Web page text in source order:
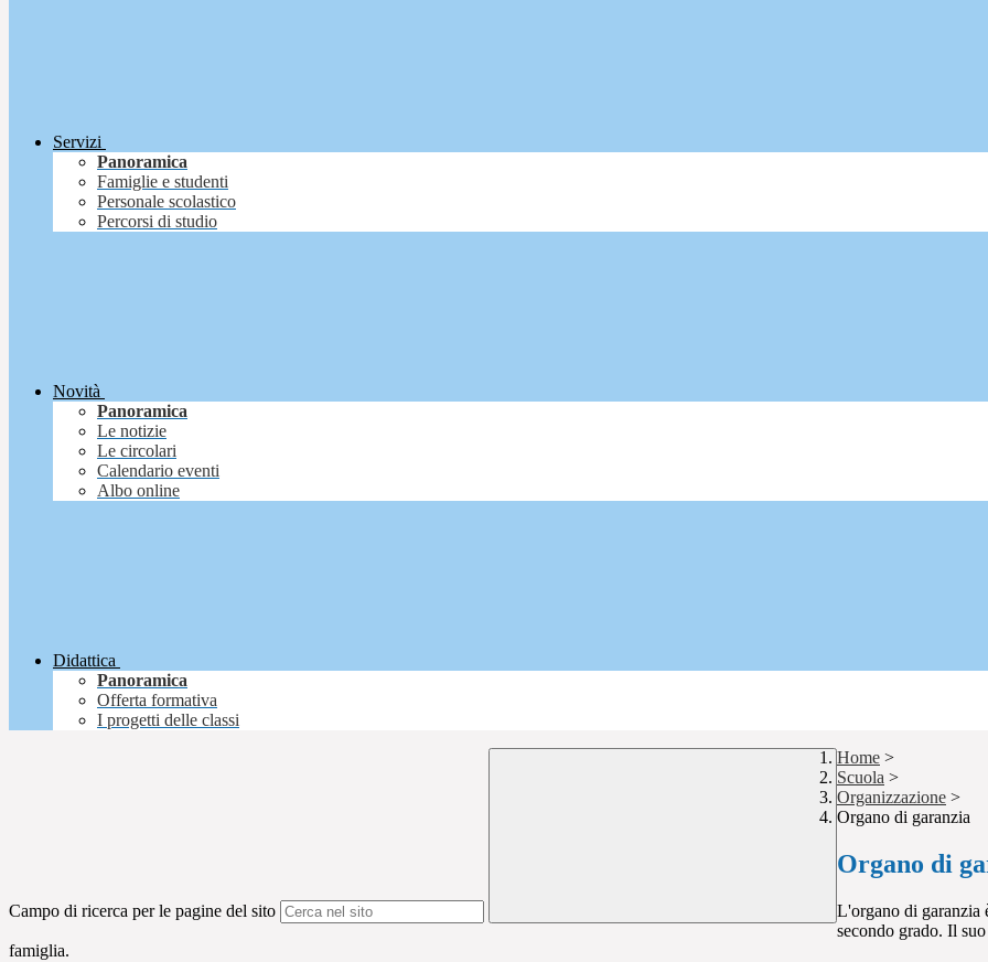
Servizi
Panoramica
Famiglie e studenti
Personale scolastico
Percorsi di studio
Novità
Panoramica
Le notizie
Le circolari
Calendario eventi
Albo online
Didattica
Panoramica
Offerta formativa
I progetti delle classi
Campo di ricerca per le pagine del sito
Home >
Scuola >
Organizzazione >
Organo di garanzia
Organo di
L'organo di garanzia
secondo grado. Il
famiglia.